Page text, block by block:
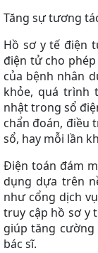
Tăng sự tương
Hồ sơ y tế điện
điện tử cho
của bệnh nhân
khỏe, quá trình
nhật trong sổ
chẩn đoán, điều
sổ, hay mỗi lần
Điện toán đám
dụng dựa trên
như cổng dịch
truy cập hồ sơ y
giúp tăng
bác sĩ.